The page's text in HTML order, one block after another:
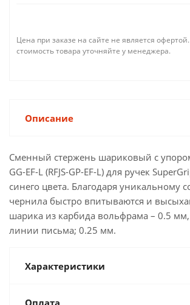
Цена при заказе на сайте не является
стоимость товара уточняйте у менеджера.
Описание
Сменный стержень шариковый с упором
GG-EF-L (RFJS-GP-EF-L) для ручек
синего цвета. Благодаря уникальному
чернила быстро впитываются и
шарика из карбида вольфрама – 0.5
линии письма; 0.25 мм.
Характеристики
Оплата